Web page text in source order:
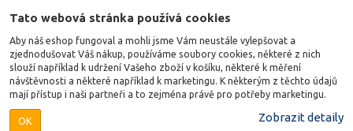
Tato webová stránka používá cookies
Aby náš eshop fungoval a mohli jsme Vám neustále vylepšovat a
zjednodušovat Váš nákup, používáme soubory cookies, některé z nich
slouží například k udržení Vašeho zboží v košíku, některé k měření
návštěvnosti a některé například k marketingu. K některým z těchto údajů
mají přístup i naši partneři a to zejména právě pro potřeby marketingu.
OK Zobrazit detaily